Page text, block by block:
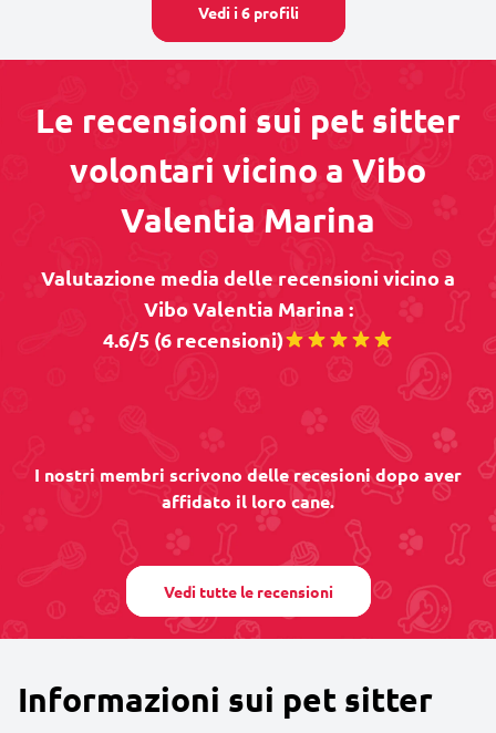
Vedi i 6 profili
Le recensioni sui pet sitter
volontari vicino a Vibo
Valentia Marina
Valutazione media delle recensioni vicino a
Vibo Valentia Marina :
4.6/5 (6 recensioni)
I nostri membri scrivono delle recesioni dopo aver
affidato il loro cane.
Vedi tutte le recensioni
Informazioni sui pet sitter